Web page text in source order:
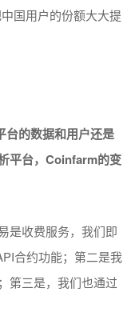
国用户的份额大大提
台的数据和用户还是
平台，Coinfarm的变
是收费服务，我们即
合约功能；第二是我
第三是，我们也通过